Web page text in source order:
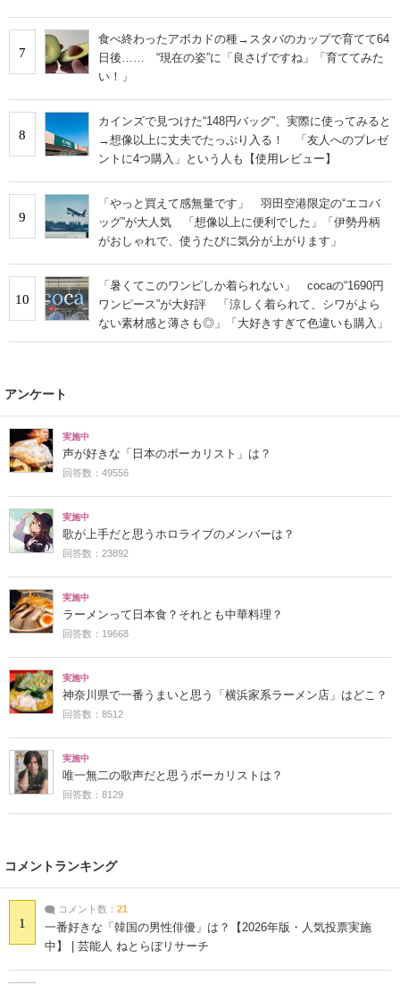
7
食べ終わったアボカドの種→スタバのカップで育てて64
日後…… “現在の姿”に「良さげですね」「育ててみた
い！」
8
カインズで見つけた“148円バッグ”、実際に使ってみると
→想像以上に丈夫でたっぷり入る！ 「友人へのプレゼ
ントに4つ購入」という人も【使用レビュー】
9
「やっと買えて感無量です」 羽田空港限定の“エコバ
ッグ”が大人気 「想像以上に便利でした」「伊勢丹柄
がおしゃれで、使うたびに気分が上がります」
10
「暑くてこのワンピしか着られない」 cocaの“1690円
ワンピース”が大好評 「涼しく着られて、シワがよら
ない素材感と薄さも◎」「大好きすぎて色違いも購入」
アンケート
実施中
声が好きな「日本のボーカリスト」は？
回答数：49556
実施中
歌が上手だと思うホロライブのメンバーは？
回答数：23892
実施中
ラーメンって日本食？それとも中華料理？
回答数：19668
実施中
神奈川県で一番うまいと思う「横浜家系ラーメン店」はどこ？
回答数：8512
実施中
唯一無二の歌声だと思うボーカリストは？
回答数：8129
コメントランキング
1
コメント数： 21
一番好きな「韓国の男性俳優」は？【2026年版・人気投票実施
中】 | 芸能人 ねとらぼリサーチ